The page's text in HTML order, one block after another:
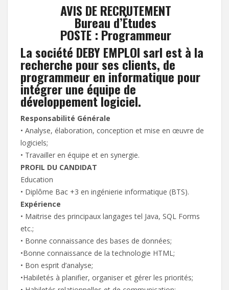
AVIS DE RECRUTEMENT
Bureau d’Études
POSTE : Programmeur
La société DEBY EMPLOI sarl est à la
recherche pour ses clients, de
programmeur en informatique pour
intégrer une équipe de
développement logiciel.
Responsabilité Générale
• Analyse, élaboration, conception et mise en œuvre de
logiciels;
• Travailler en équipe et en synergie.
PROFIL DU CANDIDAT
Education
• Diplôme Bac +3 en ingénierie informatique (BTS).
Expérience
• Maitrise des principaux langages tel Java, SQL Forms
etc.;
• Bonne connaissance des bases de données;
•Bonne connaissance de la technologie HTML;
• Bon esprit d’analyse;
•Habiletés à planifier, organiser et gérer les priorités;